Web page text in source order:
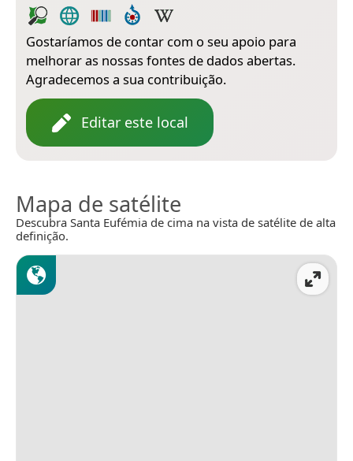
Gostaríamos de contar com o seu apoio para
melhorar as nossas fontes de dados abertas.
Agradecemos a sua contribuição.
Editar este local
Mapa de satélite
Descubra Santa Eufémia de cima na vista de satélite de alta
definição.